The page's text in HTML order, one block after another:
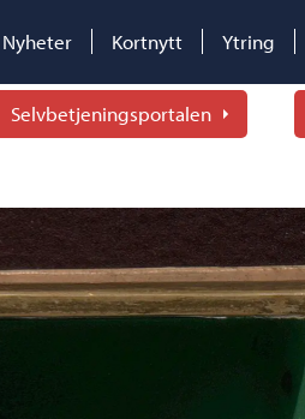
Nyheter Kortnytt Ytring
Selvbetjeningsportalen